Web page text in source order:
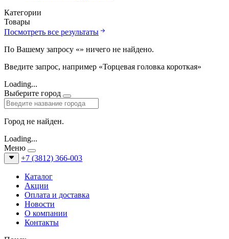
Категории
Товары
Посмотреть все результаты
По Вашему запросу «» ничего не найдено.
Введите запрос, например «Торцевая головка короткая»
Loading...
Выберите город
Город не найден.
Loading...
Меню
+7 (3812) 366-003
Каталог
Акции
Оплата и доставка
Новости
О компании
Контакты